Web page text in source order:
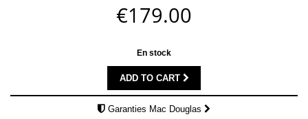
€179.00
En stock
ADD TO CART
Garanties Mac Douglas